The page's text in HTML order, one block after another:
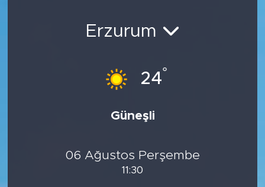
Erzurum
24°
Güneşli
06 Ağustos Perşembe
11:30
BİLİM-TEKNOLOJİ